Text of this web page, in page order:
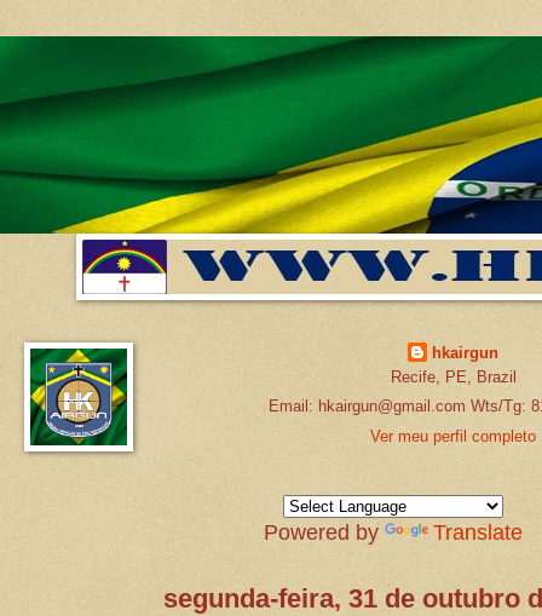
hkairgun
Recife, PE, Brazil
Email: hkairgun@gmail.com Wts/Tg:
Ver meu perfil completo
Powered by Translate
segunda-feira, 31 de outubro